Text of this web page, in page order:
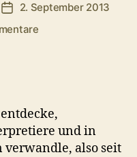
Veröffentlichungsdatum
2. September 2013
zu
21rst
Centuryund in
also seit